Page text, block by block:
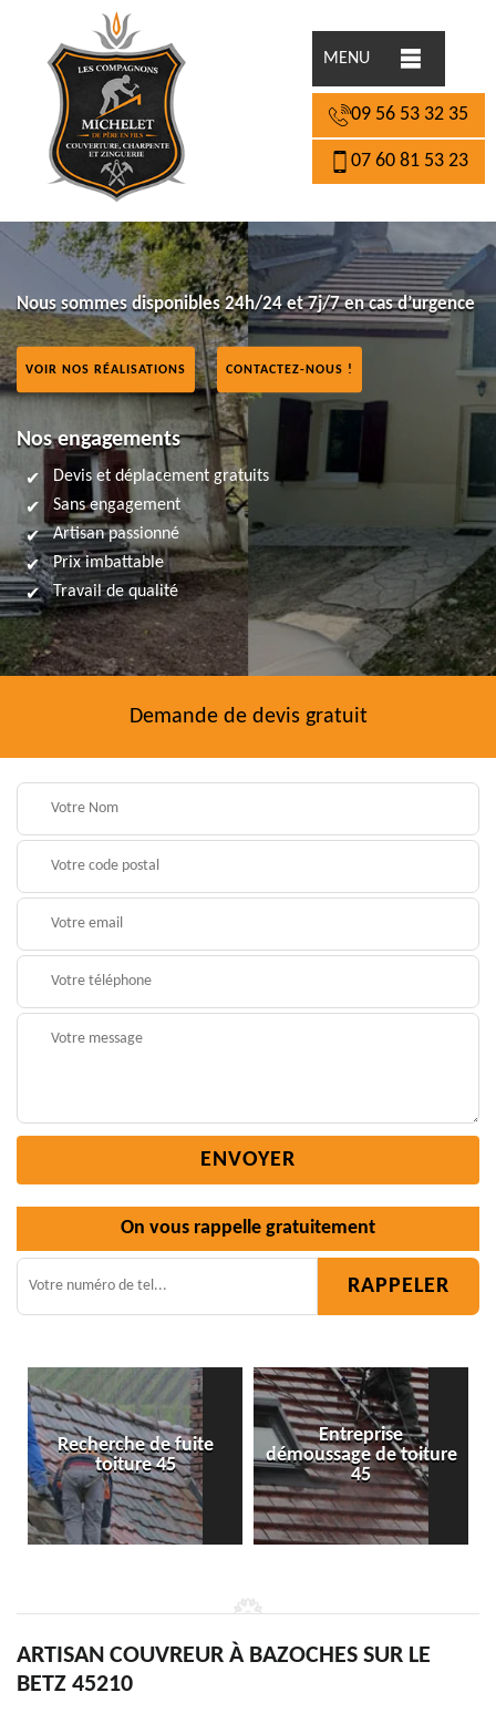
MENU
09 56 53 32 35
07 60 81 53 23
Nous sommes disponibles 24h/24 et 7j/7 en cas d’urgence
VOIR NOS RÉALISATIONS CONTACTEZ-NOUS !
Nos engagements
Devis et déplacement gratuits
Sans engagement
Artisan passionné
Prix imbattable
Travail de qualité
Demande de devis gratuit
On vous rappelle gratuitement
de fuite
45
Entreprise
démoussage de toiture
Isolation
ARTISAN COUVREUR À BAZOCHES SUR LE
BETZ 45210